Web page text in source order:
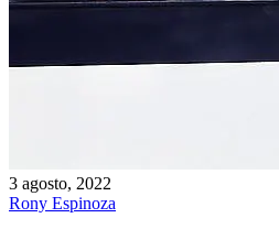
3 agosto, 2022
Rony Espinoza